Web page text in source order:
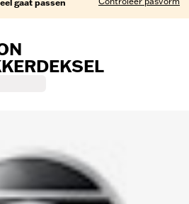
gaat passen